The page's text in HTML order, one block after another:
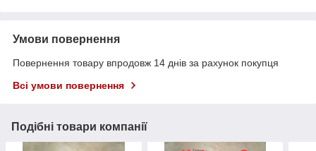
Умови повернення
Повернення товару впродовж 14 днів за рахунок покупця
Всі умови повернення
Подібні товари компанії